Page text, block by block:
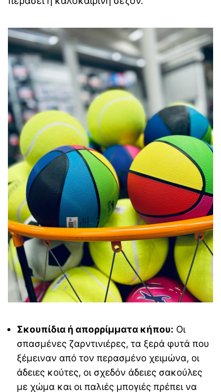
Σκουπίδια ή απορρίμματα κήπου: Οι
σπασμένες ζαρντινιέρες, τα ξερά φυτά που
ξέμειναν από τον περασμένο χειμώνα, οι
άδειες κούτες, οι σχεδόν άδειες σακούλες
με χώμα και οι παλιές μπογιές πρέπει να